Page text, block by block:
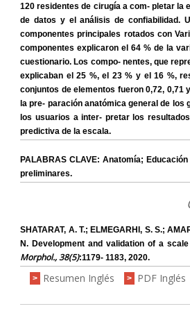
120 residentes de cirugía a com- pletar la
de datos y el análisis de confiabilidad.
componentes principales rotados con
componentes explicaron el 64 % de la
cuestionario. Los compo- nentes, que
explicaban el 25 %, el 23 % y el 16 %,
conjuntos de elementos fueron 0,72,
la pre- paración anatómica general de
los usuarios a inter- pretar los
predictiva de la escala.
PALABRAS CLAVE: Anatomía;
preliminares.
SHATARAT, A. T.; ELMEGARHI, S. S.;
N. Development and validation of a
Morphol., 38(5):1179- 1183, 2020.
> Resumen Inglés > PDF Inglés